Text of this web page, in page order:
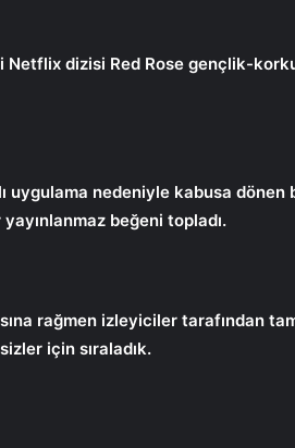
Netflix dizisi Red Rose gençlik-
uygulama nedeniyle kabusa
yayınlanmaz beğeni topladı.
rağmen izleyiciler tarafından
için sıraladık.